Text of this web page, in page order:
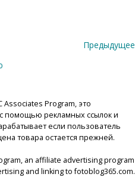
Предыдущее
Associates Program, это
помощью рекламных ссылок и
если пользователь
товара остается прежней.
an affiliate advertising program
and linking to fotoblog365.com.